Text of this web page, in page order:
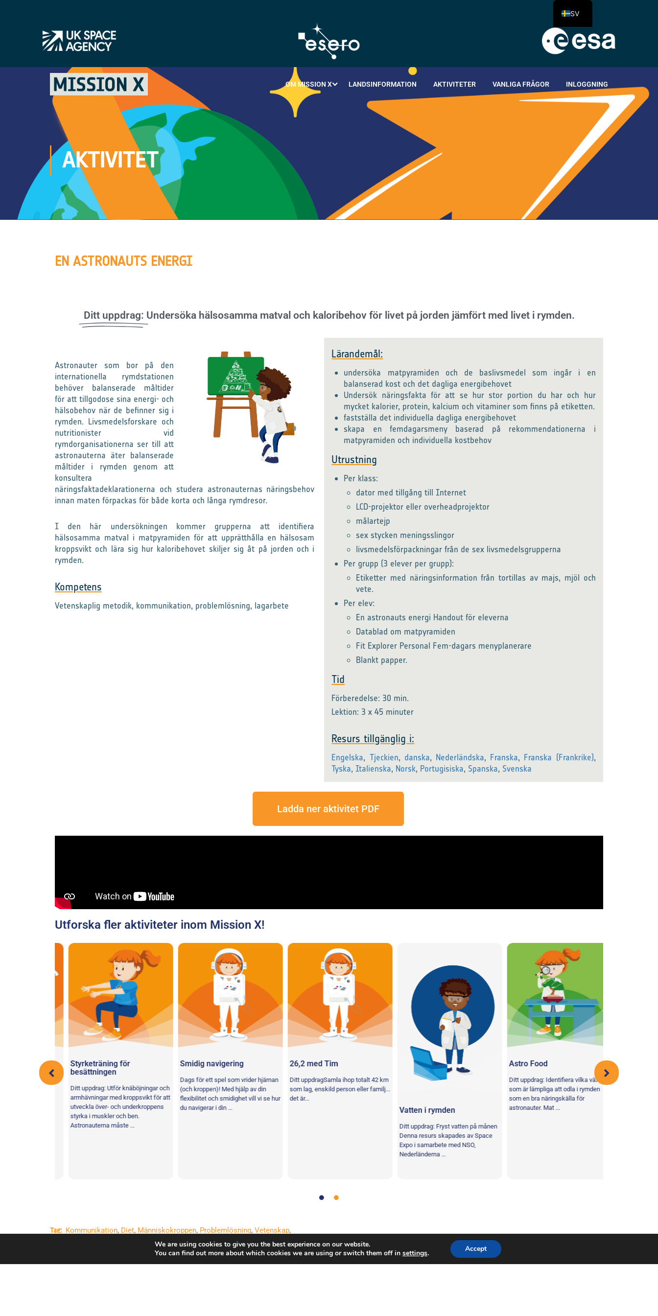
OM MISSION X LANDSINFORMATION AKTIVITETER VANLIGA FRÅGOR INLOGGNING
AKTIVITET
EN ASTRONAUTS ENERGI
Ditt uppdrag: Undersöka hälsosamma matval och kaloribehov för livet på jorden jämfört med livet i rymden.
Astronauter som bor på den
internationella rymdstationen
behöver balanserade måltider
för att tillgodose sina energi- och
hälsobehov när de befinner sig i
rymden. Livsmedelsforskare och
nutritionister vid
rymdorganisationerna ser till att
astronauterna äter balanserade
måltider i rymden genom att
konsultera
näringsfaktadeklarationerna och studera astronauternas näringsbehov
innan maten förpackas för både korta och långa rymdresor.
I den här undersökningen kommer grupperna att identifiera
hälsosamma matval i matpyramiden för att upprätthålla en hälsosam
kroppsvikt och lära sig hur kaloribehovet skiljer sig åt på jorden och i
rymden.
Kompetens
Vetenskaplig metodik, kommunikation, problemlösning, lagarbete
Lärandemål:
undersöka matpyramiden och de baslivsmedel som ingår i en
balanserad kost och det dagliga energibehovet
Undersök näringsfakta för att se hur stor portion du har och hur
mycket kalorier, protein, kalcium och vitaminer som finns på etiketten.
fastställa det individuella dagliga energibehovet
skapa en femdagarsmeny baserad på rekommendationerna i
matpyramiden och individuella kostbehov
Utrustning
Per klass:
dator med tillgång till Internet
LCD-projektor eller overheadprojektor
målartejp
sex stycken meningsslingor
livsmedelsförpackningar från de sex livsmedelsgrupperna
Per grupp (3 elever per grupp):
Etiketter med näringsinformation från tortillas av majs, mjöl och
vete.
Per elev:
En astronauts energi Handout för eleverna
Datablad om matpyramiden
Fit Explorer Personal Fem-dagars menyplanerare
Blankt papper.
Tid
Förberedelse: 30 min.
Lektion: 3 x 45 minuter
Resurs tillgänglig i:
Engelska, Tjeckien, danska, Nederländska, Franska, Franska (Frankrike),
Tyska,Italienska, Norsk, Portugisiska, Spanska, Svenska
Ladda ner aktivitet PDF
Utforska fler aktiviteter inom Mission X!
Styrketräning för
besättningen
Ditt uppdrag: Utför knäböjningar och
armhävningar med kroppsvikt för att
utveckla över- och underkroppens
styrka i muskler och ben.
Astronauterna måste ...
Smidig navigering
Dags för ett spel som vrider hjärnan
(och kroppen)! Med hjälp av din
flexibilitet och smidighet vill vi se hur
du navigerar i din ...
26,2 med Tim
Ditt uppdragSamla ihop totalt 42 km
som lag, enskild person eller familj...
det är...
Vatten i rymden
Ditt uppdrag: Fryst vatten på månen
Denna resurs skapades av Space
Expo i samarbete med NSO,
Nederländerna ...
Astro Food
Ditt uppdrag: Identifiera vilka växter
som är lämpliga att odla i rymden
som en bra näringskälla för
astronauter. Mat ...
Tag: Kommunikation, Diet, Människokroppen, Problemlösning, Vetenskap,
We are using cookies to give you the best experience on our website.
You can find out more about which cookies we are using or switch them off in settings. Accept
SV